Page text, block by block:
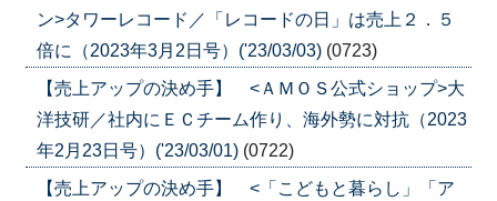
ン>タワーレコード／「レコードの日」は売上２．５
倍に（2023年3月2日号）('23/03/03) (0723)
【売上アップの決め手】 <ＡＭＯＳ公式ショップ>大
洋技研／社内にＥＣチーム作り、海外勢に対抗（2023
年2月23日号）('23/03/01) (0722)
【売上アップの決め手】 <「こどもと暮らし」「ア